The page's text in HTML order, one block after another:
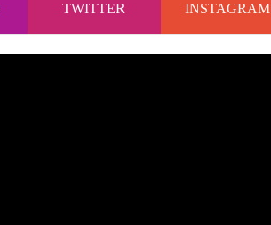
TWITTER INSTAGRAM